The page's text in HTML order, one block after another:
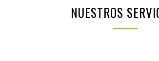
NUESTROS